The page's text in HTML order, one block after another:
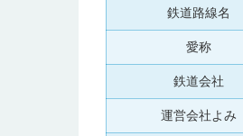
鉄道路線名
愛称
鉄道会社
運営会社よみ